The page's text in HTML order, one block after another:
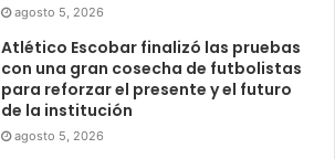
agosto 5, 2026
Atlético Escobar finalizó las pruebas
con una gran cosecha de futbolistas
para reforzar el presente y el futuro
de la institución
agosto 5, 2026